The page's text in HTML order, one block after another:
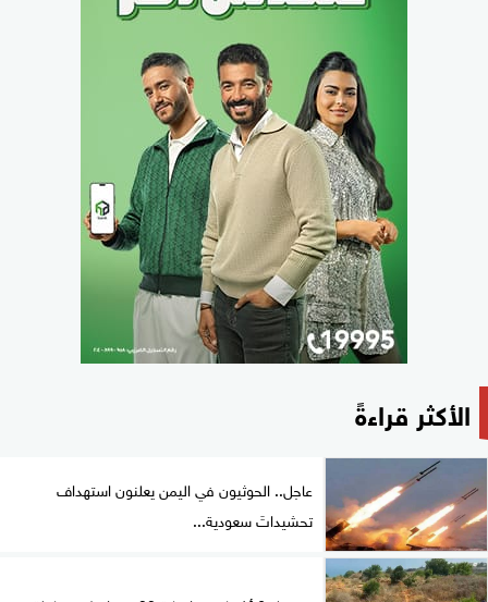
الأكثر قراءةً
عاجل.. الحوثيون في اليمن يعلنون استهداف
تحشيداتَ سعودية...